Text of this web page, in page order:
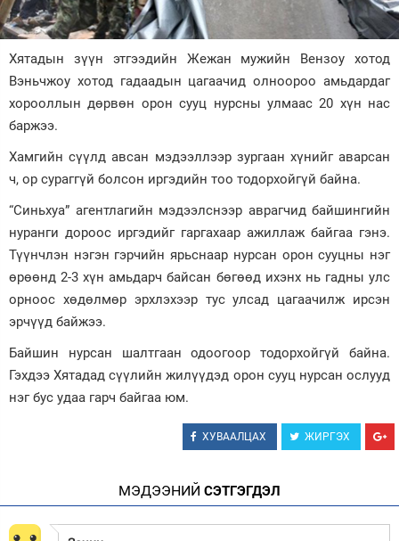
Спорт
Нийгэм
Дэлхий
Зурхай
Хятадын зүүн этгээдийн Жежан мужийн Вензоу хотод
Вэньчжоу хотод гадаадын цагаачид олноороо амьдардаг
хорооллын дөрвөн орон сууц нурсны улмаас 20 хүн нас
баржээ.
Хамгийн сүүлд авсан мэдээллээр зургаан хүнийг аварсан
ч, ор сураггүй болсон иргэдийн тоо тодорхойгүй байна.
“Синьхуа” агентлагийн мэдээлснээр аврагчид байшингийн
нуранги дороос иргэдийг гаргахаар ажиллаж байгаа гэнэ.
Түүнчлэн нэгэн гэрчийн ярьснаар нурсан орон сууцны нэг
өрөөнд 2-3 хүн амьдарч байсан бөгөөд ихэнх нь гадны улс
орноос хөдөлмөр эрхлэхээр тус улсад цагаачилж ирсэн
эрчүүд байжээ.
Байшин нурсан шалтгаан одоогоор тодорхойгүй байна.
Гэхдээ Хятадад сүүлийн жилүүдэд орон сууц нурсан ослууд
нэг бус удаа гарч байгаа юм.
ХУВААЛЦАХ ЖИРГЭХ
МЭДЭЭНИЙ СЭТГЭГДЭЛ